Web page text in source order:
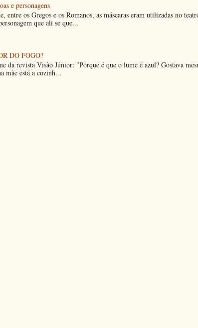
e personagens
entre os Gregos e os Romanos, as máscaras eram utilizadas no
que ali se que...
DO FOGO?
da revista Visão Júnior: "Porque é que o lume é azul? Gostava
mãe está a cozinh...